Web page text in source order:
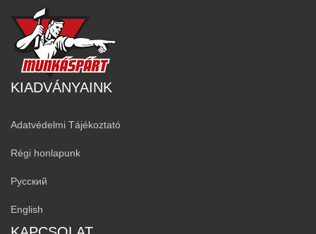
KIADVÁNYAINK
Adatvédelmi Tájékoztató
Régi honlapunk
Русский
English